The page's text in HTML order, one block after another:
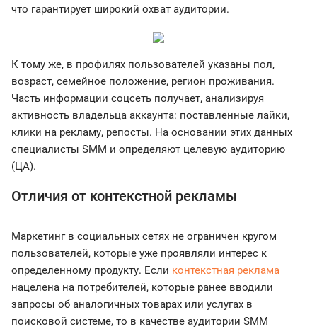
что гарантирует широкий охват аудитории.
К тому же, в профилях пользователей указаны пол,
возраст, семейное положение, регион проживания.
Часть информации соцсеть получает, анализируя
активность владельца аккаунта: поставленные лайки,
клики на рекламу, репосты. На основании этих данных
специалисты SMM и определяют целевую аудиторию
(ЦА).
Отличия от контекстной рекламы
Маркетинг в социальных сетях не ограничен кругом
пользователей, которые уже проявляли интерес к
определенному продукту. Если контекстная реклама
нацелена на потребителей, которые ранее вводили
запросы об аналогичных товарах или услугах в
поисковой системе, то в качестве аудитории SMM